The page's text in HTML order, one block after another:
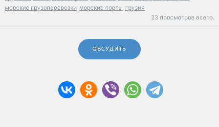
морские грузоперевозки морские порты грузия
23 просмотров всего.
ОБСУДИТЬ